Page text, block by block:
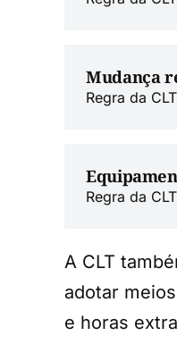
Mudança
Regra da
Regra da
A CLT
adotar
e horas